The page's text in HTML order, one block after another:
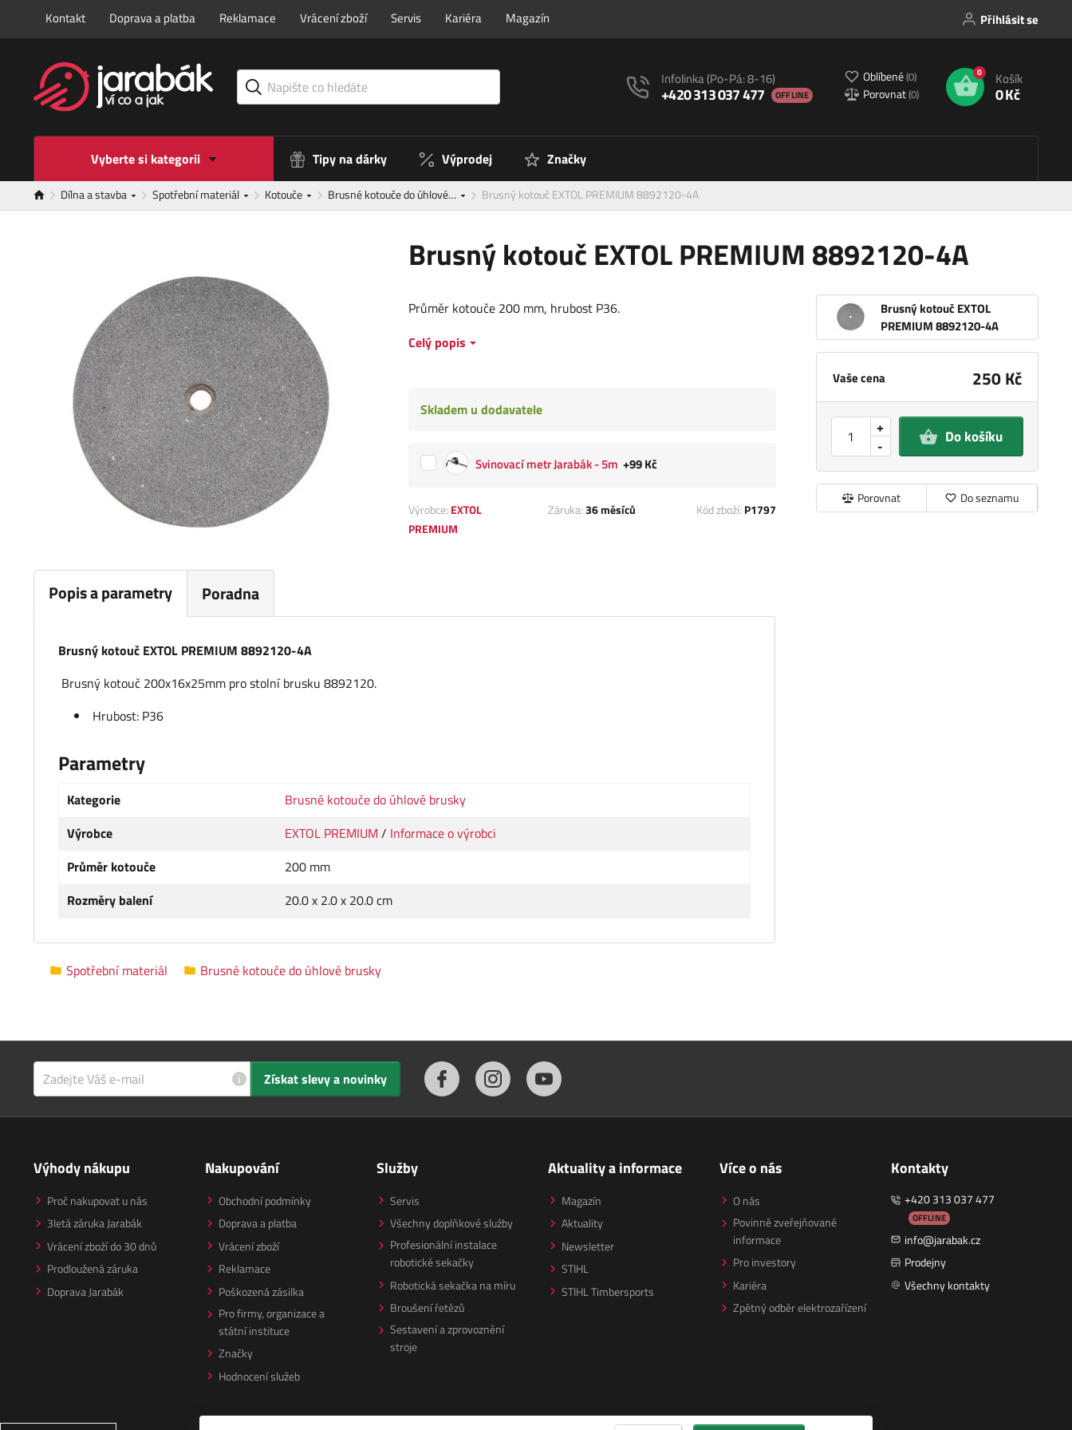
Kontakt Doprava a platba Reklamace Vrácení zboží Servis Kariéra Magazín Přihlásit se
Infolinka(Po-Pá: 8-16)
+420 313 037 477 OFFLINE
Oblíbené(0)
Porovnat(0)
0 Košík
0 Kč
Vyberte si kategorii Tipy na dárky Výprodej Značky
Dílna a stavba Spotřební materiál Kotouče Brusné kotouče do úhlové… Brusný kotouč EXTOL PREMIUM 8892120-4A
Brusný kotouč EXTOL PREMIUM 8892120-4A
Brusný kotouč EXTOL
PREMIUM 8892120-4A
Vaše cena 250 Kč
-
+ Do košíku
Porovnat Do seznamu
Průměr kotouče 200 mm, hrubost P36.
Celý popis
Skladem u dodavatele
Svinovací metr Jarabák - 5m +99 Kč
Výrobce: EXTOL
PREMIUM
Záruka:36 měsíců Kód zboží: P1797
Popis a parametry Poradna
Brusný kotouč EXTOL PREMIUM 8892120-4A
Brusný kotouč 200x16x25mm pro stolní brusku 8892120.
Hrubost: P36
Parametry
Kategorie
Brusné kotouče do úhlové brusky
Výrobce
EXTOL PREMIUM / Informace o výrobci
Průměr kotouče
200 mm
Rozměry balení
20.0 x 2.0 x 20.0 cm
Spotřební materiál Brusné kotouče do úhlové brusky
i Získat slevy a novinky
Výhody nákupu
Proč nakupovat u nás
3letá záruka Jarabák
Vrácení zboží do 30 dnů
Prodloužená záruka
Doprava Jarabák
Nakupování
Obchodní podmínky
Doprava a platba
Vrácení zboží
Reklamace
Poškozená zásilka
Pro firmy, organizace a
státní instituce
Značky
Hodnocení služeb
Služby
Servis
Všechny doplňkové služby
Profesionální instalace
robotické sekačky
Robotická sekačka na míru
Broušení řetězů
Sestavení a zprovoznění
stroje
Aktuality a informace
Magazín
Aktuality
Newsletter
STIHL
STIHL Timbersports
Více o nás
O nás
Povinně zveřejňované
informace
Pro investory
Kariéra
Zpětný odběr elektrozařízení
Kontakty
+420 313 037 477
OFFLINE
info@jarabak.cz
Prodejny
Všechny kontakty